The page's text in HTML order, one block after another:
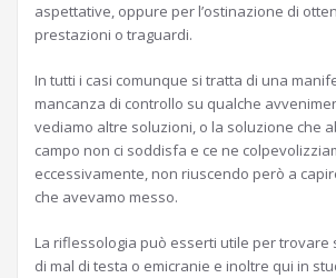
aspettative, oppure per l’ostinazione di
prestazioni o traguardi.
In tutti i casi comunque si tratta di una
mancanza di controllo su qualche
vediamo altre soluzioni, o la soluzione che
campo non ci soddisfa e ce ne
eccessivamente, non riuscendo però a
che avevamo messo.
La riflessologia può esserti utile per trovare
di mal di testa o emicranie e inoltre qui in